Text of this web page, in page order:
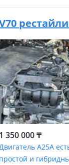
1 350 000 ₸
A25A
простой и